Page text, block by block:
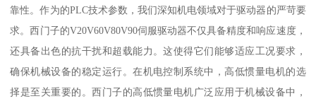
靠性。作为的PLC技术参数，我们深知机电领域对于驱动器的严苛要
求。西门子的V20V60V80V90伺服驱动器不仅具备精度和响应速度，
还具备出色的抗干扰和超载能力。这使得它们能够适应工况要求，
确保机械设备的稳定运行。在机电控制系统中，高低惯量电机的选
择是至关重要的。西门子的高低惯量电机广泛应用于机械设备中，